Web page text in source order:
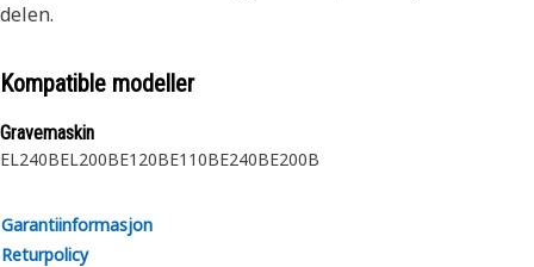
delen.
Kompatible modeller
Gravemaskin
EL240BEL200BE120BE110BE240BE200B
Garantiinformasjon
Returpolicy